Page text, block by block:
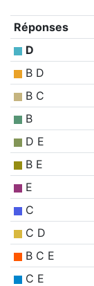
Réponses
D
B D
B C
B
D E
B E
E
C
C D
B C E
C E